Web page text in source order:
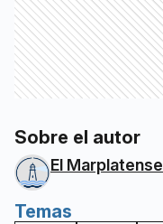
Sobre el autor
El Marplatense
Temas